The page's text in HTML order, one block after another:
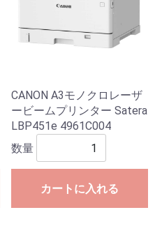
CANON A3モノクロレーザ
ービームプリンター Satera
LBP451e 4961C004
数量
カートに入れる